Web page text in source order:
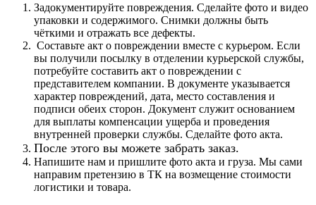
Задокументируйте повреждения. Сделайте фото и видео
упаковки и содержимого. Снимки должны быть
чёткими и отражать все дефекты.
Составьте акт о повреждении вместе с курьером. Если
вы получили посылку в отделении курьерской службы,
потребуйте составить акт о повреждении с
представителем компании. В документе указывается
характер повреждений, дата, место составления и
подписи обеих сторон. Документ служит основанием
для выплаты компенсации ущерба и проведения
внутренней проверки службы. Сделайте фото акта.
После этого вы можете забрать заказ.
Напишите нам и пришлите фото акта и груза. Мы сами
направим претензию в ТК на возмещение стоимости
логистики и товара.